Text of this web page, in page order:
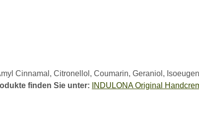
Cinnamal, Citronellol, Coumarin, Geraniol,
finden Sie unter:
INDULONA Original